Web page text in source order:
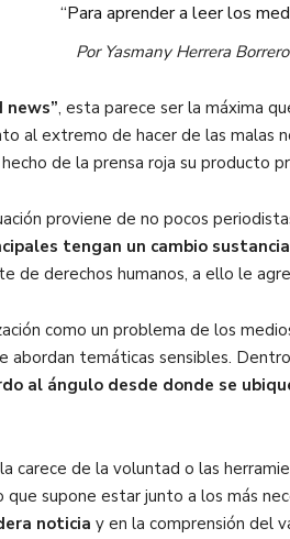
“Para aprender a leer los
Por Yasmany Herrera Borrero
news”, esta parece ser la máxima
al extremo de hacer de las malas
de la prensa roja su producto
proviene de no pocos
tengan un cambio
de derechos humanos, a ello le
como un problema de los
abordan temáticas sensibles.
al ángulo desde donde se
carece de la voluntad o las
supone estar junto a los más
noticia y en la comprensión del